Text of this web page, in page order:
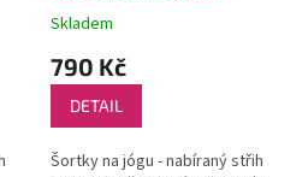
Skladem
790 Kč
DETAIL
Šortky na jógu - nabíraný střih